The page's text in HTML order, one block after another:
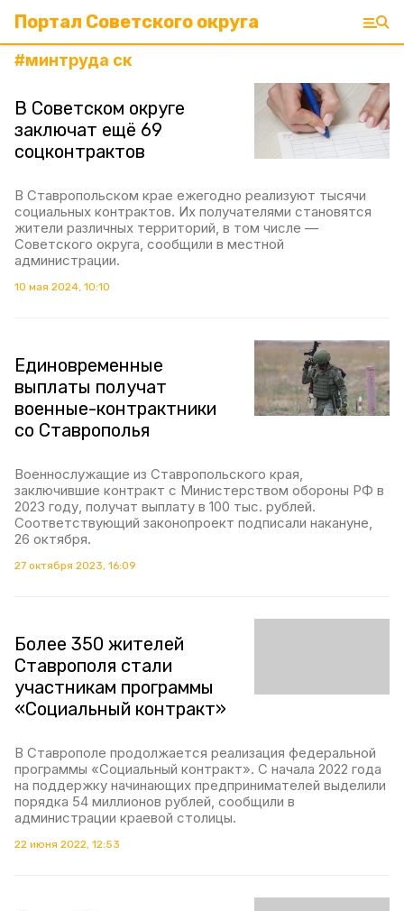
Портал Советского округа
#минтруда ск
В Советском округе
заключат ещё 69
соцконтрактов
В Ставропольском крае ежегодно реализуют тысячи
социальных контрактов. Их получателями становятся
жители различных территорий, в том числе —
Советского округа, сообщили в местной
администрации.
10 мая 2024, 10:10
Единовременные
выплаты получат
военные-контрактники
со Ставрополья
Военнослужащие из Ставропольского края,
заключившие контракт с Министерством обороны РФ в
2023 году, получат выплату в 100 тыс. рублей.
Соответствующий законопроект подписали накануне,
26 октября.
27 октября 2023, 16:09
Более 350 жителей
Ставрополя стали
участникам программы
«Социальный контракт»
В Ставрополе продолжается реализация федеральной
программы «Социальный контракт». С начала 2022 года
на поддержку начинающих предпринимателей выделили
порядка 54 миллионов рублей, сообщили в
администрации краевой столицы.
22 июня 2022, 12:53